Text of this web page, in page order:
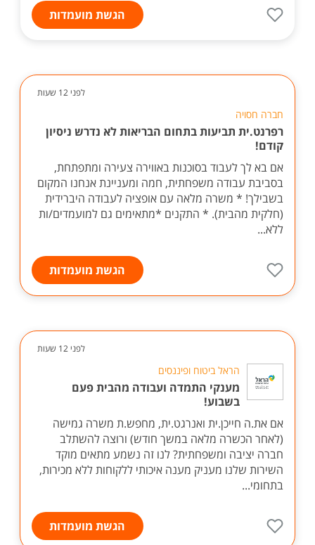
הגשת מועמדות
לפני 12 שעות
חברה חסויה
רפרנט.ית תביעות בתחום הבריאות לא נדרש ניסיון
קודם!
אם בא לך לעבוד בסוכנות באווירה צעירה ומתפתחת,
בסביבת עבודה משפחתית, חמה ומעניינת אנחנו המקום
בשבילך! * משרה מלאה עם אופציה לעבודה היברידית
(חלקית מהבית). * התקנים *מתאימים גם למועמדים/ות
ללא...
הגשת מועמדות
לפני 12 שעות
הראל ביטוח ופיננסים
מענקי התמדה ועבודה מהבית פעם
בשבוע!
אם את.ה חייכן.ית ואנרגט.ית, מחפש.ת משרה גמישה
(לאחר הכשרה מלאה במשך חודש) ורוצה להשתלב
חברה יציבה ומשפחתית? לנו זה נשמע מתאים מוקד
השירות שלנו מעניק מענה איכותי ללקוחות ללא מכירות,
בתחומי...
הגשת מועמדות